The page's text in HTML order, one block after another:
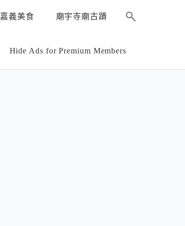
嘉義美食 廟宇寺廟古蹟
Hide Ads for Premium Members